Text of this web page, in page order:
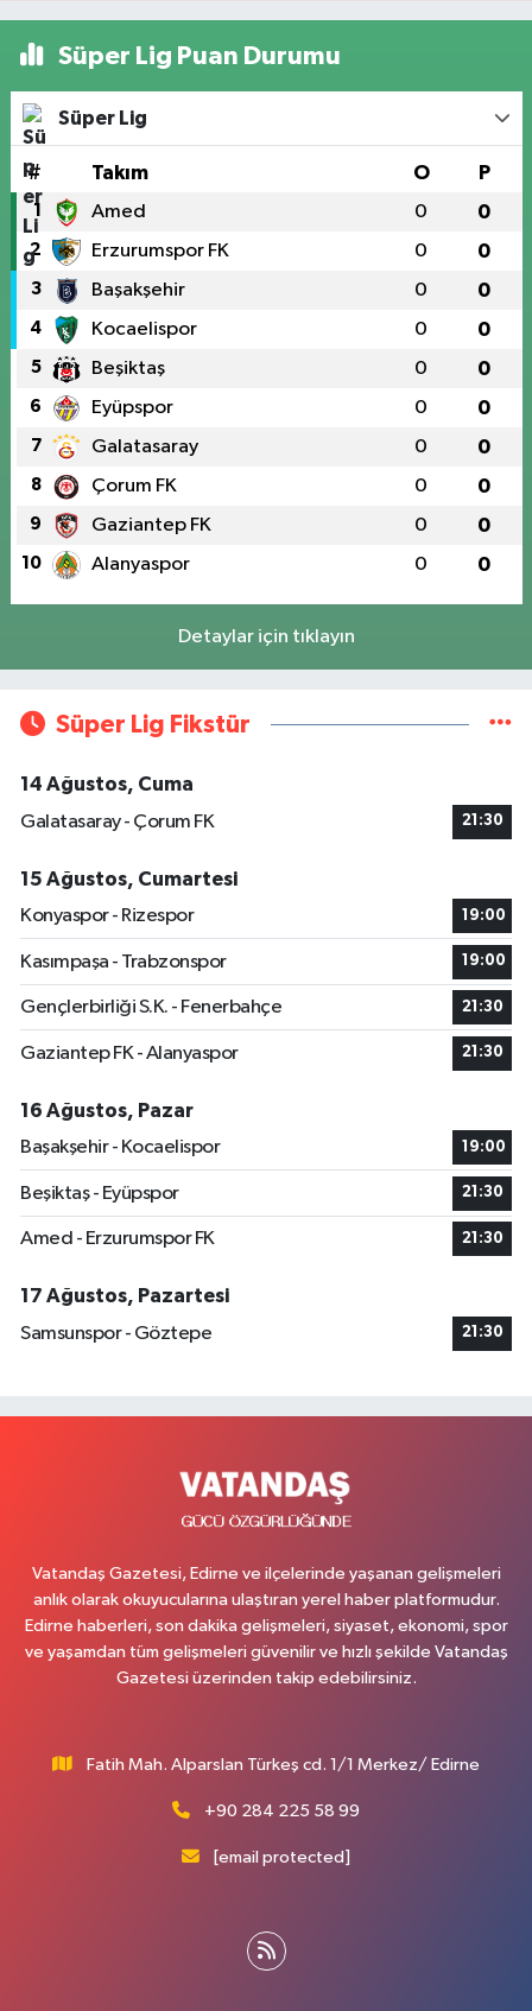
Süper Lig Puan Durumu
Süper Lig
# Takım O P
1 Amed 0 0
2 Erzurumspor FK 0 0
3 Başakşehir 0 0
4 Kocaelispor 0 0
5 Beşiktaş 0 0
6 Eyüpspor 0 0
7 Galatasaray 0 0
8 Çorum FK 0 0
9 Gaziantep FK 0 0
10 Alanyaspor 0 0
Detaylar için tıklayın
Süper Lig Fikstür
14 Ağustos, Cuma
Galatasaray - Çorum FK
21:30
15 Ağustos, Cumartesi
Konyaspor - Rizespor
19:00
Kasımpaşa - Trabzonspor 19:00
Gençlerbirliği S.K. - Fenerbahçe 21:30
Gaziantep FK - Alanyaspor 21:30
16 Ağustos, Pazar
Başakşehir - Kocaelispor
19:00
Beşiktaş - Eyüpspor 21:30
Amed - Erzurumspor FK 21:30
17 Ağustos, Pazartesi
Samsunspor - Göztepe
21:30
Vatandaş Gazetesi, Edirne ve ilçelerinde yaşanan gelişmeleri
anlık olarak okuyucularına ulaştıran yerel haber platformudur.
Edirne haberleri, son dakika gelişmeleri, siyaset, ekonomi, spor
ve yaşamdan tüm gelişmeleri güvenilir ve hızlı şekilde Vatandaş
Gazetesi üzerinden takip edebilirsiniz.
Fatih Mah. Alparslan Türkeş cd. 1/1 Merkez/ Edirne
+90 284 225 58 99
[email protected]